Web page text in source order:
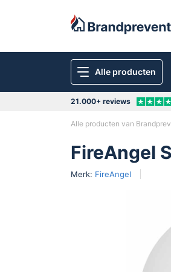
Alle producten
21.000+ reviews
Alle producten van
FireAngel
Merk: FireAngel